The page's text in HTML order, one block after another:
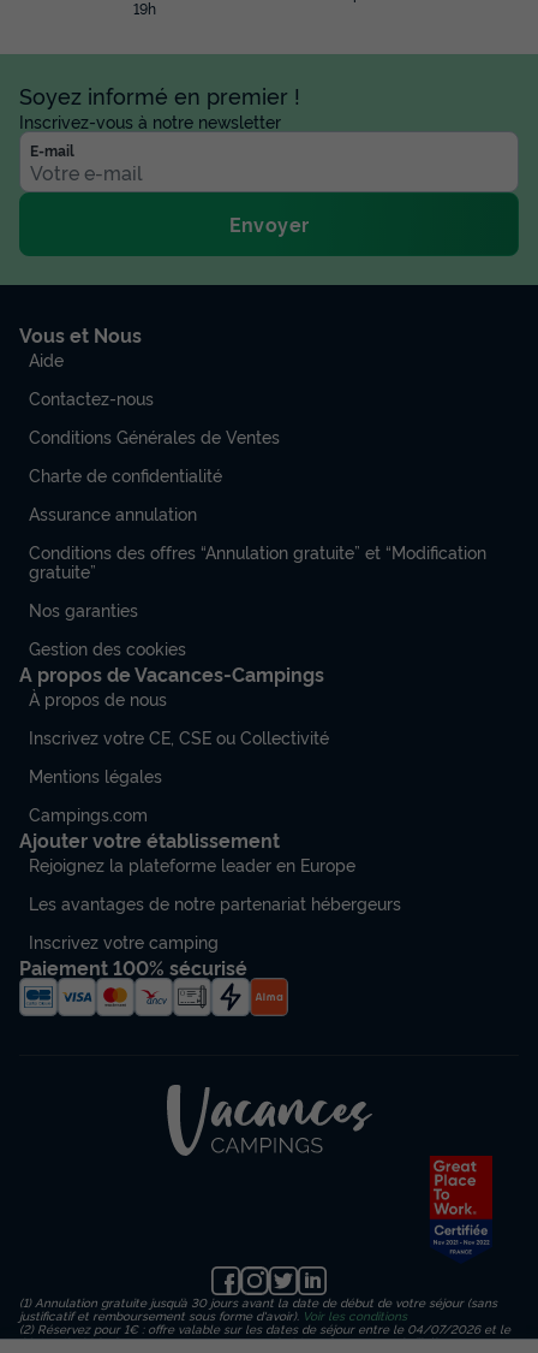
19h
Soyez informé en premier !
Inscrivez-vous à notre newsletter
E-mail
Envoyer
Vous et Nous
Aide
Contactez-nous
Conditions Générales de Ventes
Charte de confidentialité
Assurance annulation
Conditions des offres “Annulation gratuite” et “Modification
gratuite”
Nos garanties
Gestion des cookies
A propos de Vacances-Campings
À propos de nous
Inscrivez votre CE, CSE ou Collectivité
Mentions légales
Campings.com
Ajouter votre établissement
Rejoignez la plateforme leader en Europe
Les avantages de notre partenariat hébergeurs
Inscrivez votre camping
Paiement 100% sécurisé
(1) Annulation gratuite jusqu’à 30 jours avant la date de début de votre séjour (sans
justificatif et remboursement sous forme d'avoir). Voir les conditions
(2) Réservez pour 1€ : offre valable sur les dates de séjour entre le 04/07/2026 et le
23/08/2026 inclus, en payant un acompte de 1€ sur le montant de l’hébergement